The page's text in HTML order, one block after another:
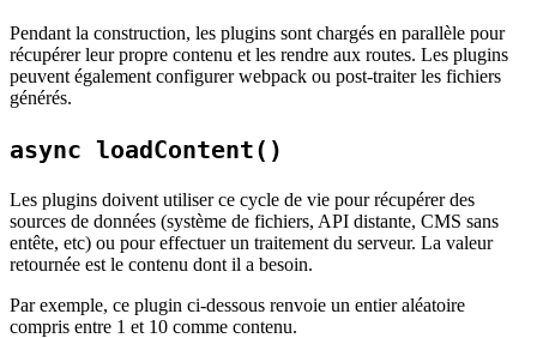
Pendant la construction, les plugins sont chargés en parallèle pour
récupérer leur propre contenu et les rendre aux routes. Les plugins
peuvent également configurer webpack ou post-traiter les fichiers
générés.
async loadContent()
Les plugins doivent utiliser ce cycle de vie pour récupérer des
sources de données (système de fichiers, API distante, CMS sans
entête, etc) ou pour effectuer un traitement du serveur. La valeur
retournée est le contenu dont il a besoin.
Par exemple, ce plugin ci-dessous renvoie un entier aléatoire
compris entre 1 et 10 comme contenu.